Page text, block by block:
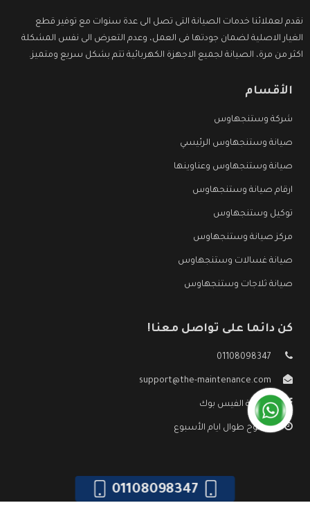
نقدم لعملائنا خدمات الصيانة التى تصل الى عدة سنوات مع توفير قطع
الغيار الاصلية لضمان جودتها فى العمل، وعدم التعرض الى نفس المشكلة
اكثر من مرة، الصيانة لجميع الاجهزة الكهربائية تتم بشكل سريع ومتميز.
الأقسام
شركة وستنجهاوس
صيانة وستنجهاوس الرئيسي
صيانة وستنجهاوس وعناوينها
ارقام صيانة وستنجهاوس
توكيل وستنجهاوس
مركز صيانة وستنجهاوس
صيانة غسالات وستنجهاوس
صيانة ثلاجات وستنجهاوس
كن دائما على تواصل معنا!
01108098347
support@the-maintenance.com
صفحة الفيس بوك
مفتوح طوال ايام الأسبوع
01108098347